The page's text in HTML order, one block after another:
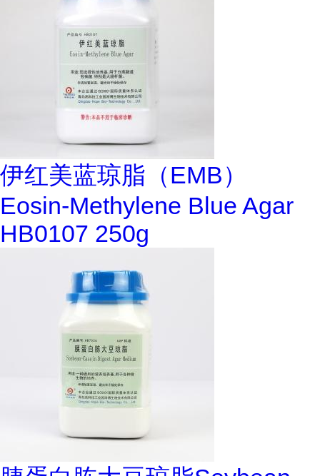
伊红美蓝琼脂（EMB）
Eosin-Methylene Blue Agar
HB0107 250g